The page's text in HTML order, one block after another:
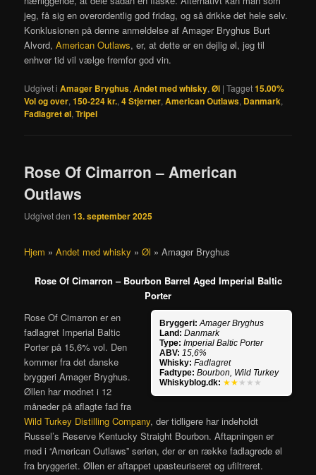
jeg, få sig en overordentlig god fridag, og så drikke det hele selv.
Konklusionen på denne anmeldelse af Amager Bryghus Burt
Alvord,American Outlaws, er, at dette er en dejlig øl, jeg til
enhver tid vil vælge fremfor god vin.
Udgivet i Amager Bryghus,Andet med whisky,Øl |Tagget15.00%
Vol og over,150-224 kr.,4 Stjerner,American Outlaws, Danmark,
Fadlagret øl,Tripel
Rose Of Cimarron – American
Outlaws
Udgivet den13. september 2025
Hjem »Andet med whisky »Øl »Amager Bryghus
Rose Of Cimarron – Bourbon Barrel Aged Imperial Baltic
Porter
Bryggeri: Amager Bryghus
Land: Danmark
Type: Imperial Baltic Porter
ABV: 15,6%
Whisky: Fadlagret
Fadtype: Bourbon, Wild Turkey
Whiskyblog.dk: ★★ ★★★
Rose Of Cimarron er en
fadlagret Imperial Baltic
Porter på 15,6% vol. Den
kommer fra det danske
bryggeri Amager Bryghus.
Øllen har modnet i 12
måneder på aflagte fad fra
Wild Turkey Distilling Company, der tidligere har indeholdt
Russel’s Reserve Kentucky Straight Bourbon. Aftapningen er
med i “American Outlaws” serien, der er en række fadlagrede øl
fra bryggeriet. Øllen er aftappet upasteuriseret og ufiltreret.